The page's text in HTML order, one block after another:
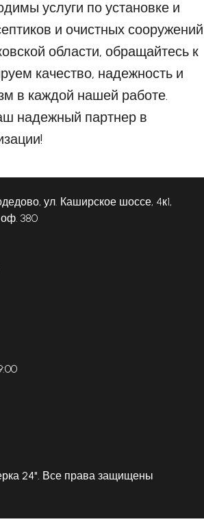
услуги по установке и
и очистных сооружений
области, обращайтесь к
качество, надежность и
в каждой нашей работе.
надежный партнер в
ул. Каширское шоссе, 4к1,
380
24". Все права защищены